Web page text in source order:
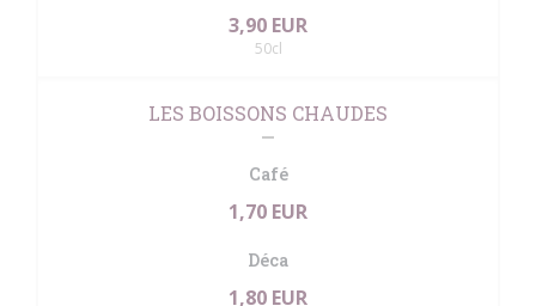
3,90 EUR
50cl
LES BOISSONS CHAUDES
Café
1,70 EUR
Déca
1,80 EUR